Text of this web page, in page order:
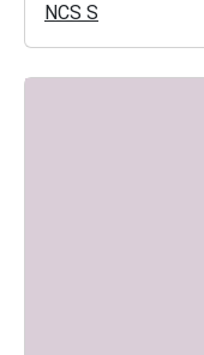
NCS S